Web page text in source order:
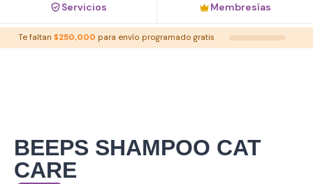
Servicios Membresías
Te faltan $250,000 para envío programado gratis
BEEPS SHAMPOO CAT
CARE